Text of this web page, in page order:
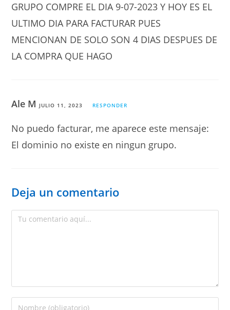
GRUPO COMPRE EL DIA 9-07-2023 Y HOY ES EL
ULTIMO DIA PARA FACTURAR PUES
MENCIONAN DE SOLO SON 4 DIAS DESPUES DE
LA COMPRA QUE HAGO
Ale M JULIO 11, 2023 RESPONDER
No puedo facturar, me aparece este mensaje:
El dominio no existe en ningun grupo.
Deja un comentario